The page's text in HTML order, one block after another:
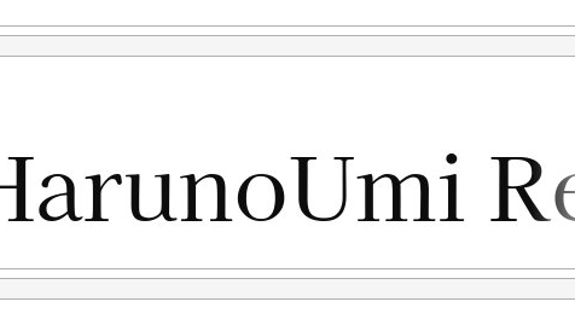
perlukan, silahkan menghubungi kami di :